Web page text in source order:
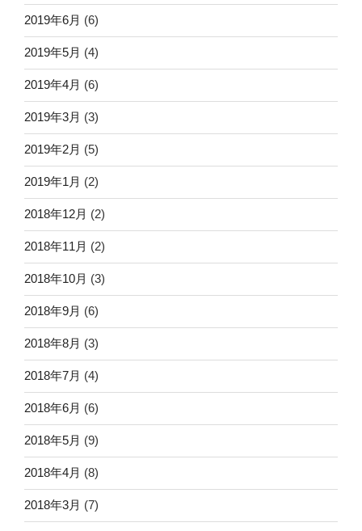
2019年6月 (6)
2019年5月 (4)
2019年4月 (6)
2019年3月 (3)
2019年2月 (5)
2019年1月 (2)
2018年12月 (2)
2018年11月 (2)
2018年10月 (3)
2018年9月 (6)
2018年8月 (3)
2018年7月 (4)
2018年6月 (6)
2018年5月 (9)
2018年4月 (8)
2018年3月 (7)